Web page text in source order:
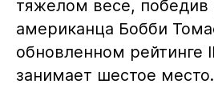
тяжелом весе, победив
американца Бобби
обновленном рейтинге
занимает шестое место.